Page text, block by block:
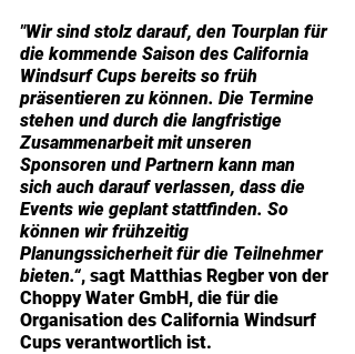
"Wir sind stolz darauf, den Tourplan für
die kommende Saison des California
Windsurf Cups bereits so früh
präsentieren zu können. Die Termine
stehen und durch die langfristige
Zusammenarbeit mit unseren
Sponsoren und Partnern kann man
sich auch darauf verlassen, dass die
Events wie geplant stattfinden. So
können wir frühzeitig
Planungssicherheit für die Teilnehmer
bieten.“, sagt Matthias Regber von der
Choppy Water GmbH, die für die
Organisation des California Windsurf
Cups verantwortlich ist.